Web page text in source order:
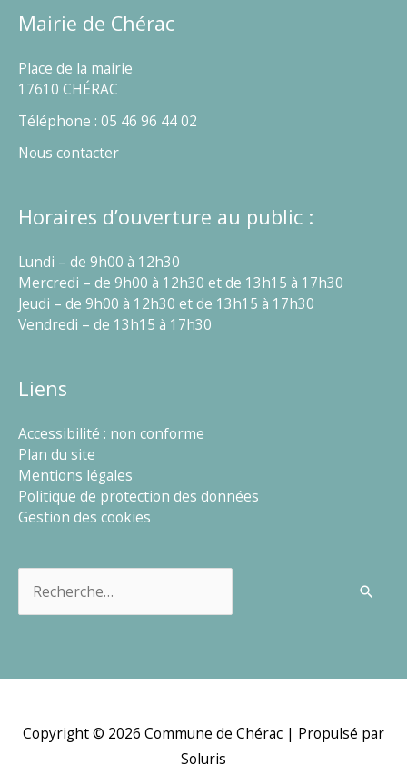
Mairie de Chérac
Place de la mairie
17610 CHÉRAC
Téléphone : 05 46 96 44 02
Nous contacter
Horaires d’ouverture au public :
Lundi – de 9h00 à 12h30
Mercredi – de 9h00 à 12h30 et de 13h15 à 17h30
Jeudi – de 9h00 à 12h30 et de 13h15 à 17h30
Vendredi – de 13h15 à 17h30
Liens
Accessibilité : non conforme
Plan du site
Mentions légales
Politique de protection des données
Gestion des cookies
Copyright © 2026 Commune de Chérac | Propulsé par
Soluris